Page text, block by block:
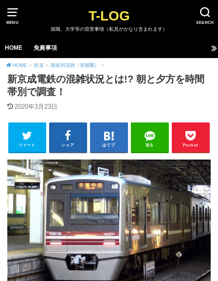
MENU SEARCH
T-LOG
就職、大学等の背景事情（私見がかなり含まれます）
HOME 免責事項
HOME 鉄道 路線別混雑（首都圏）
新京成電鉄の混雑状況とは!? 朝と夕方を時間
帯別で調査！
2020年3月23日
ツイート シェア はてブ 送る Pocket